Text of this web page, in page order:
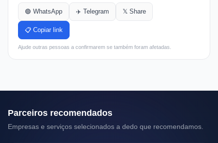
🟢 WhatsApp ✈️ Telegram 𝕏 Share
📋 Copiar link
Ajude outras pessoas a confirmarem se também foram afetadas.
Parceiros recomendados
Empresas e serviços selecionados a dedo que recomendamos.